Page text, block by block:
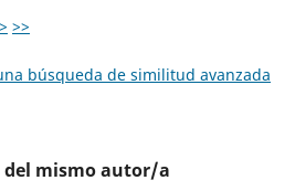
> >>
búsqueda de similitud avanzada
del mismo autor/a